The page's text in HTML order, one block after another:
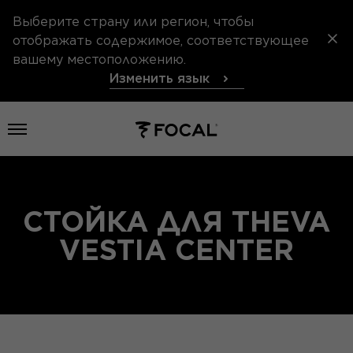
Выберите страну или регион, чтобы
отображать содержимое, соответствующее
вашему местоположению.
Изменить язык
Открыть меню
СТОЙКА ДЛЯ THEVA
VESTIA CENTER